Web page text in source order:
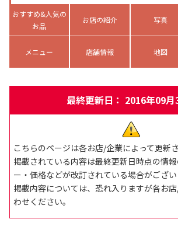
おすすめ&人気の
お品
お店の紹介 写真
メニュー 店舗情報 地図
最終更新日： 2016年09月
こちらのページは各お店/企業によって更新さ
掲載されている内容は最終更新日時点の情
ー・価格などが改訂されている場合がござい
掲載内容については、恐れ入りますが各お
わせください。